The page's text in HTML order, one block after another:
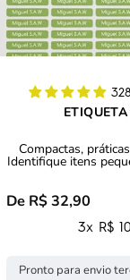
Compactas,
Identifique itens
Preço promocional
De R$ 32,90
3x R$
Pronto para envio